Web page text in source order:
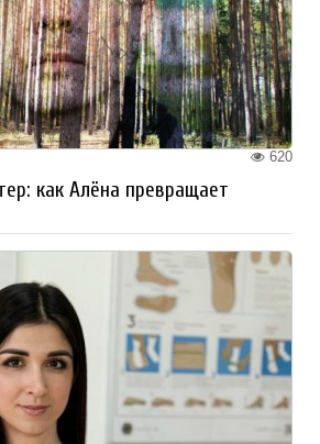
620
как Алёна превращает